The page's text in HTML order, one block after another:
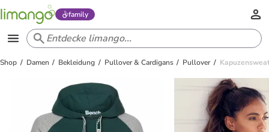
family
Shop Damen Bekleidung Pullover & Cardigans Pullover